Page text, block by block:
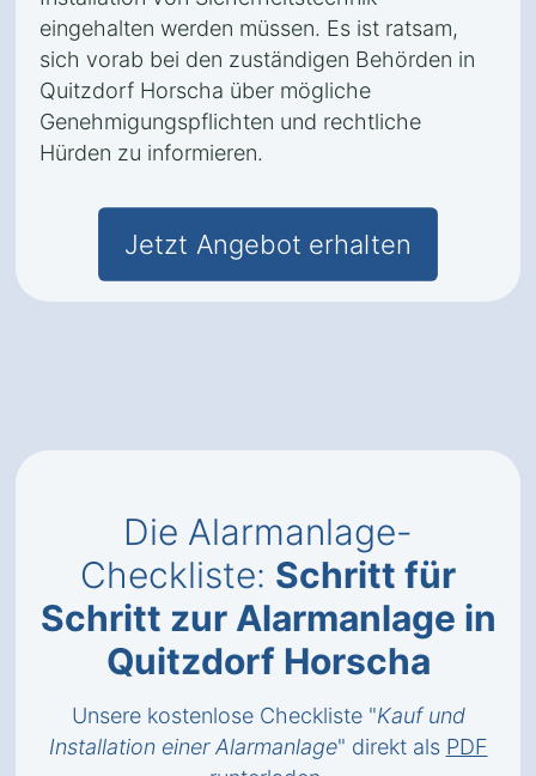
eingehalten werden müssen. Es ist ratsam,
sich vorab bei den zuständigen Behörden in
Quitzdorf Horscha über mögliche
Genehmigungspflichten und rechtliche
Hürden zu informieren.
Jetzt Angebot erhalten
Die Alarmanlage-
Checkliste: Schritt für
Schritt zur Alarmanlage in
Quitzdorf Horscha
Unsere kostenlose Checkliste "Kauf und
Installation einer Alarmanlage" direkt als PDF